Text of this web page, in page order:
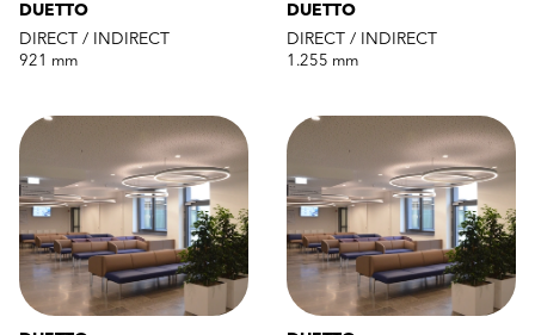
DUETTO
DIRECT / INDIRECT
921 mm
DUETTO
DIRECT / INDIRECT
1.255 mm